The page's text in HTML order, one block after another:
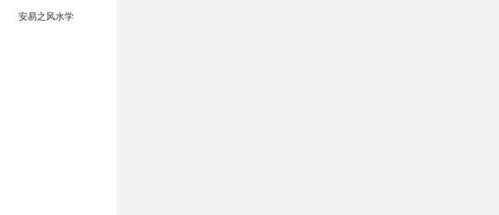
安易之风水学